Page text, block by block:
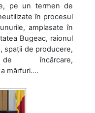
pe un termen de
în procesul
amplasate în
Bugeac, raionul
spații de producere,
încărcare,
mărfuri....